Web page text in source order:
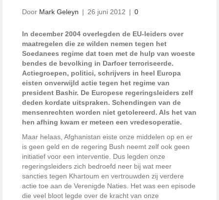
Door Mark Geleyn | 26 juni 2012 | 0
In december 2004 overlegden de EU-leiders over
maatregelen die ze wilden nemen tegen het
Soedanees regime dat toen met de hulp van woeste
bendes de bevolking in Darfoer terroriseerde.
Actiegroepen, politici, schrijvers in heel Europa
eisten onverwijld actie tegen het regime van
president Bashir. De Europese regeringsleiders zelf
deden kordate uitspraken. Schendingen van de
mensenrechten worden niet getolereerd. Als het van
hen afhing kwam er meteen een vredesoperatie.
Maar helaas, Afghanistan eiste onze middelen op en er
is geen geld en de regering Bush neemt zelf ook geen
initiatief voor een interventie. Dus legden onze
regeringsleiders zich bedroefd neer bij wat meer
sancties tegen Khartoum en vertrouwden zij verdere
actie toe aan de Verenigde Naties. Het was een episode
die veel bloot legde over de kracht van onze